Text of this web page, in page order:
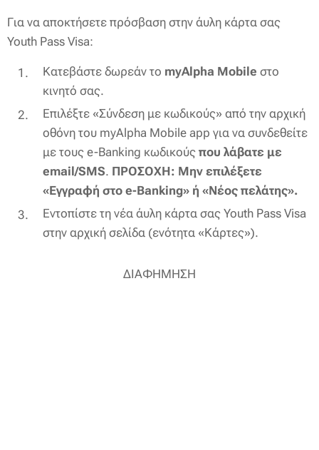
Για να αποκτήσετε πρόσβαση στην άυλη κάρτα σας
Youth Pass Visa:
Κατεβάστε δωρεάν το myAlpha Mobile στο
κινητό σας.
Επιλέξτε «Σύνδεση με κωδικούς» από την αρχική
οθόνη του myAlpha Mobile app για να συνδεθείτε
με τους e-Banking κωδικούς που λάβατε με
email/SMS. ΠΡΟΣΟΧΗ: Μην επιλέξετε
«Εγγραφή στο e-Banking» ή «Νέος πελάτης».
Εντοπίστε τη νέα άυλη κάρτα σας Youth Pass Visa
στην αρχική σελίδα (ενότητα «Κάρτες»).
ΔΙΑΦΗΜΗΣΗ